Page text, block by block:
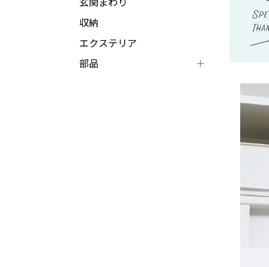
収納
エクステリア
部品